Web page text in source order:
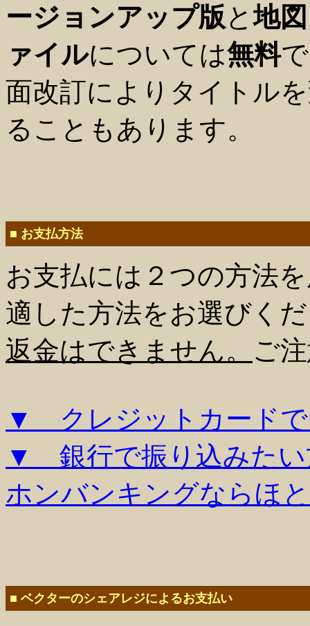
ージョンアップ版と地
ァイルについては無料
面改訂によりタイトル
ることもあります。
■ お支払方法
お支払には２つの方法
適した方法をお選びく
返金はできません。 ご
▼ クレジットカードで
▼ 銀行で振り込みたい
ホンバンキングならほ
■ ベクターのシェアレジによるお支払い